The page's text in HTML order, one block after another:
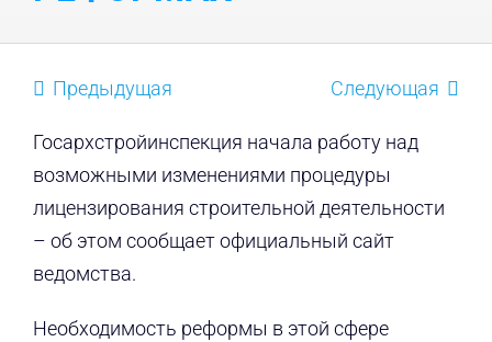
Предыдущая Следующая
Госархстройинспекция начала работу над
возможными изменениями процедуры
лицензирования строительной деятельности
– об этом сообщает официальный сайт
ведомства.
Необходимость реформы в этой сфере